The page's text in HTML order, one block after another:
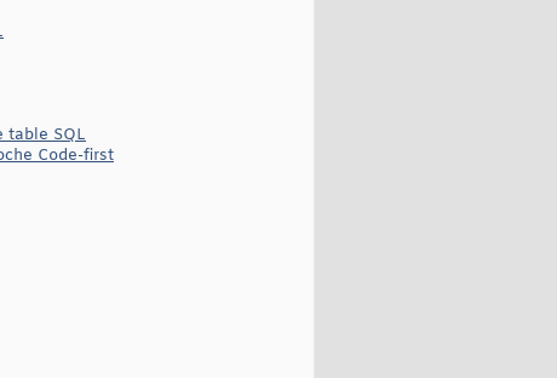
table SQL
Code-first